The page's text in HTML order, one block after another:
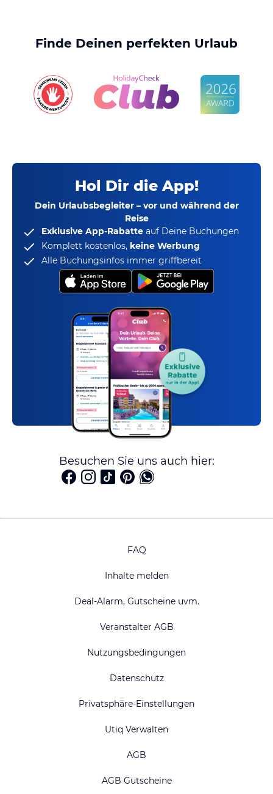
Finde Deinen perfekten Urlaub
Hol Dir die App!
Dein Urlaubsbegleiter – vor und während der
Reise
Exklusive App-Rabatte auf Deine Buchungen
Komplett kostenlos, keine Werbung
Alle Buchungsinfos immer griffbereit
Besuchen Sie uns auch hier:
FAQ
Inhalte melden
Deal-Alarm, Gutscheine uvm.
Veranstalter AGB
Nutzungsbedingungen
Datenschutz
Privatsphäre-Einstellungen
Utiq Verwalten
AGB
AGB Gutscheine